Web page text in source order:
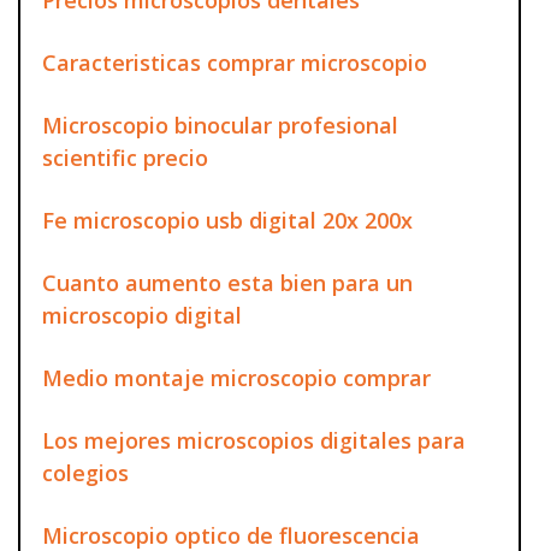
Caracteristicas comprar microscopio
Microscopio binocular profesional
scientific precio
Fe microscopio usb digital 20x 200x
Cuanto aumento esta bien para un
microscopio digital
Medio montaje microscopio comprar
Los mejores microscopios digitales para
colegios
Microscopio optico de fluorescencia